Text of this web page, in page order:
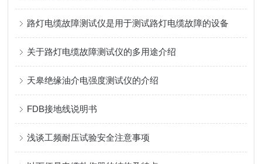
路灯电缆故障测试仪是用于测试路灯电缆故障的设备‌
关于路灯电缆故障测试仪的多用途介绍
天皋绝缘油介电强度测试仪的介绍
FDB接地线说明书
浅谈工频耐压试验安全注意事项